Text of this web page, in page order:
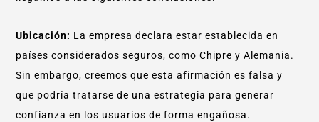
Ubicación: La empresa declara estar establecida en
países considerados seguros, como Chipre y Alemania.
Sin embargo, creemos que esta afirmación es falsa y
que podría tratarse de una estrategia para generar
confianza en los usuarios de forma engañosa.